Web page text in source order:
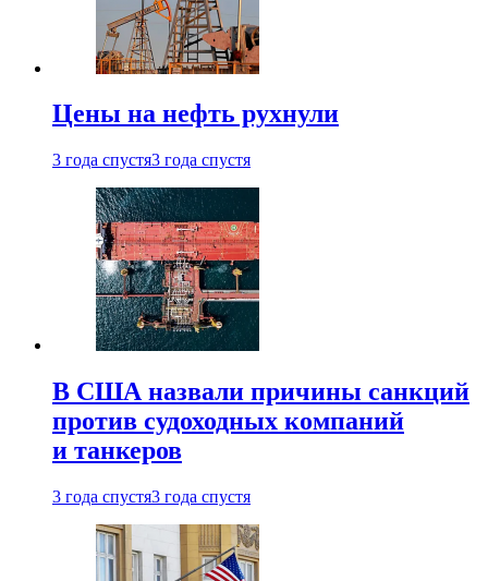
Цены на нефть рухнули
3 года спустя3 года спустя
В США назвали причины санкций
против судоходных компаний
и танкеров
3 года спустя3 года спустя